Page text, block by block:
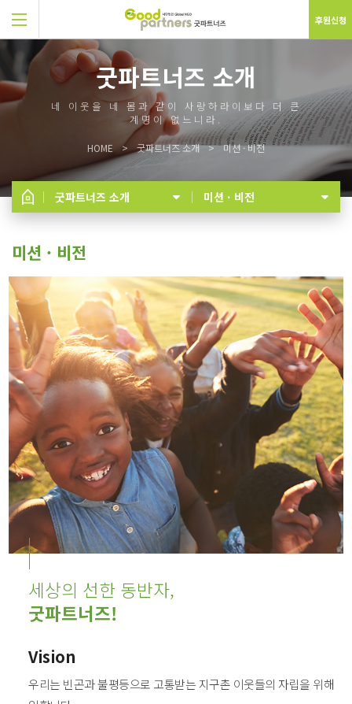
후원신청
굿파트너즈 소개
네 이웃을 네 몸과 같이 사랑하라이보다 더 큰
계명이 없느니라.
HOME 굿파트너즈 소개 미션 · 비전
굿파트너즈 소개 미션 · 비전
미션 · 비전
세상의 선한 동반자,
굿파트너즈!
Vision
우리는 빈곤과 불평등으로 고통받는 지구촌 이웃들의 자립을 위해